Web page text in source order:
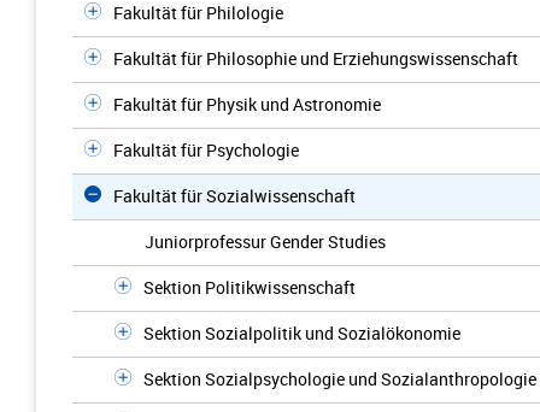
Fakultät für Philologie
Fakultät für Philosophie und Erziehungswissenschaft
Fakultät für Physik und Astronomie
Fakultät für Psychologie
Fakultät für Sozialwissenschaft
Juniorprofessur Gender Studies
Sektion Politikwissenschaft
Sektion Sozialpolitik und Sozialökonomie
Sektion Sozialpsychologie und Sozialanthropologie